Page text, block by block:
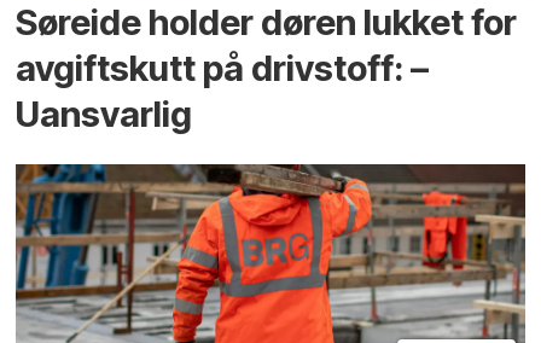
Søreide holder døren lukket for
avgiftskutt på drivstoff: –
Uansvarlig